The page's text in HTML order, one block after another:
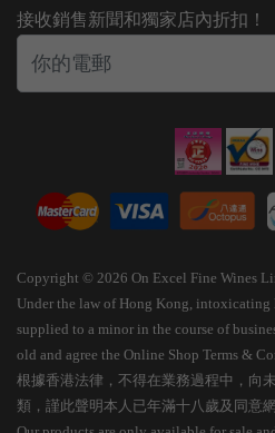
接收銷售新聞和獨家店內折扣！
Copyright © 2026 On Excel Fine Wines
Under the law of Hong Kong, intoxicating
supplied to a minor in the course of
old and agree the Online Shop Terms &
根據香港法律，不得在業務過程中，向
類，謹此聲明本人已年滿十八歲及同意